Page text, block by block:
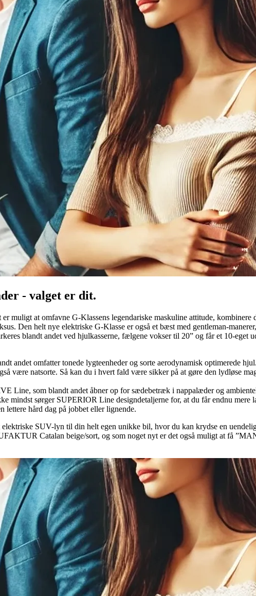
- valget er dit.
muligt at omfavne G-Klassens legendariske maskuline attitude,
Den helt nye elektriske G-Klasse er også et bæst med gentleman-
blandt andet ved hjulkasserne, fælgene vokser til 20” og får et 10-eget
andet omfatter tonede lygteenheder og sorte aerodynamisk optimerede
være natsorte. Så kan du i hvert fald være sikker på at gøre den lydløse
Line, som blandt andet åbner op for sædebetræk i nappalæder og
mindst sørger SUPERIOR Line designdetaljerne for, at du får endnu
lettere hård dag på jobbet eller lignende.
SUV-lyn til din helt egen unikke bil, hvor du kan krydse en
Catalan beige/sort, og som noget nyt er det også muligt at få